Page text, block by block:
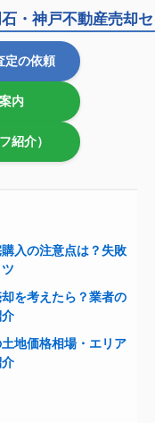
・神戸不動産売却
定の依頼
内
紹介）
入の注意点は？失敗
を考えたら？業者の
地価格相場・エリア